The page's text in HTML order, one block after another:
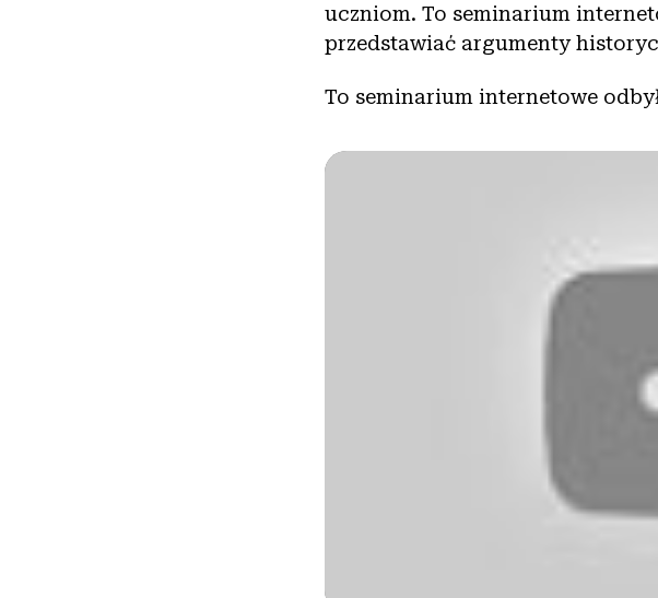
uczniom. To seminarium
przedstawiać argumenty
To seminarium internetowe